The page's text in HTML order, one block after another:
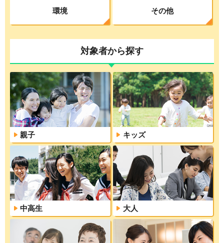
環境 その他
対象者から探す
親子 キッズ
中高生 大人